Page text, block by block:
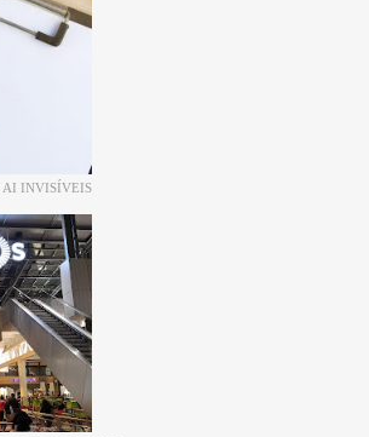
AI INVISÍVEIS